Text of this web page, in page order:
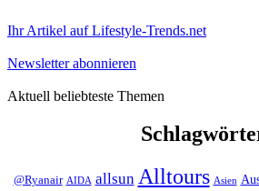
Ihr Artikel auf Lifestyle-Trends.net
Newsletter abonnieren
Aktuell beliebteste Themen
@Ryanair AIDA allsun Alltours Asien